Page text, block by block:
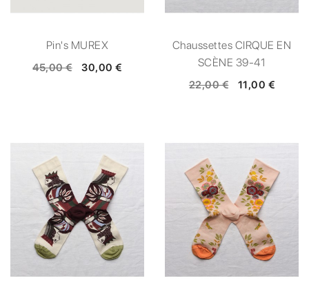
Pin's MUREX
45,00 € 30,00 €
Chaussettes CIRQUE EN
SCÈNE 39-41
22,00 € 11,00 €